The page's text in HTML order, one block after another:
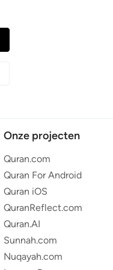
Onze projecten
Quran.com
Quran For Android
Quran iOS
QuranReflect.com
Quran.AI
Sunnah.com
Nuqayah.com